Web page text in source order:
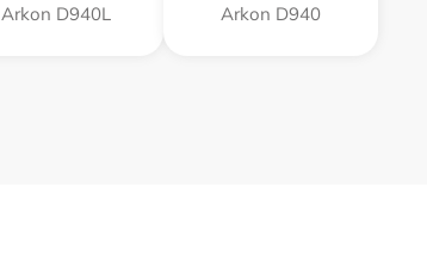
Arkon D940L Arkon D940